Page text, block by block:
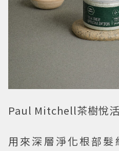
Paul Mitchell茶樹悅
用來深層淨化根部